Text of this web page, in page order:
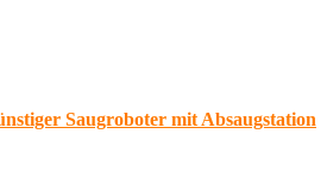
Saugroboter mit Absaugstation